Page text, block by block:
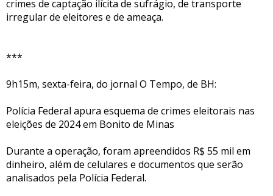
crimes de captação ilícita de sufrágio, de transporte
irregular de eleitores e de ameaça.
***
9h15m, sexta-feira, do jornal O Tempo, de BH:
Polícia Federal apura esquema de crimes eleitorais nas
eleições de 2024 em Bonito de Minas
Durante a operação, foram apreendidos R$ 55 mil em
dinheiro, além de celulares e documentos que serão
analisados pela Polícia Federal.